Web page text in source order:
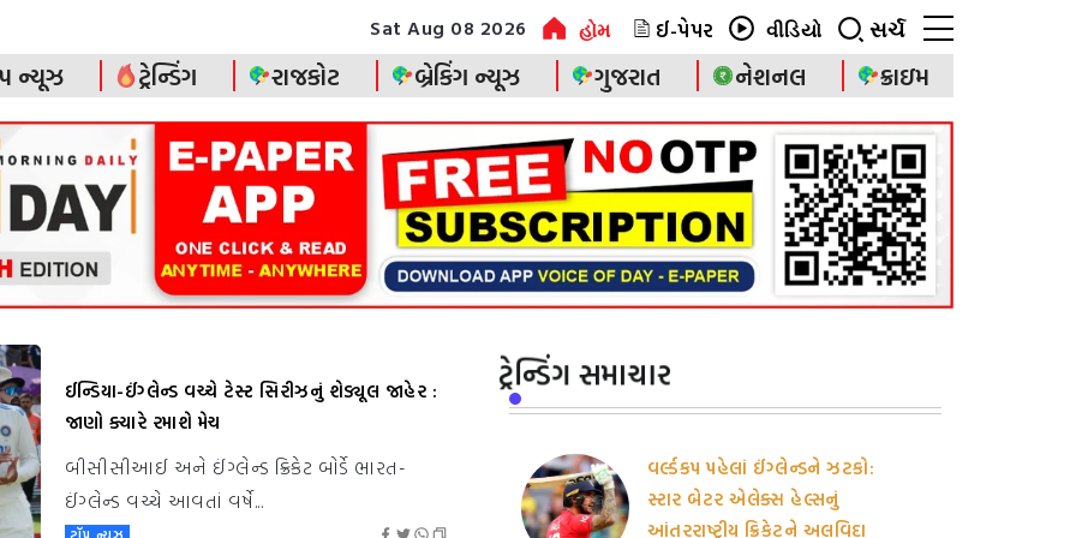
Sat Aug 08 2026 હોમ ઈ-પેપર વીડિયો સર્ચ
ન્યૂઝ ટ્રેન્ડિંગ રાજકોટ બ્રેકિંગ ન્યૂઝ ગુજરાત નેશનલ ક્રાઇમ
ઈન્ડિયા-ઈંગ્લેન્ડ વચ્ચે ટેસ્ટ સિરીઝનું શેડ્યૂલ જાહેર :
જાણો ક્યારે રમાશે મેચ
બીસીસીઆઈ અને ઈંગ્લેન્ડ ક્રિકેટ બોર્ડે ભારત-
ઈંગ્લેન્ડ વચ્ચે આવતાં વર્ષે...
ટ્રેન્ડિંગ સમાચાર
વર્લ્ડકપ પહેલાં ઈંગ્લેન્ડને ઝટકો:
સ્ટાર બેટર એલેક્સ હેલ્સનું
આંતરરાષ્ટ્રીય ક્રિકેટને અલવિદા